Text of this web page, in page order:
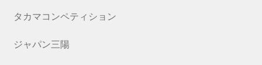
タカマコンペティション
ジャパン三陽